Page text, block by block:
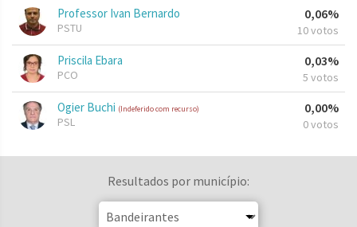
Professor Ivan Bernardo
PSTU
0,06%
10 votos
Priscila Ebara
PCO
0,03%
5 votos
Ogier Buchi (Indeferido com recurso)
PSL
0,00%
0 votos
Resultados por município: